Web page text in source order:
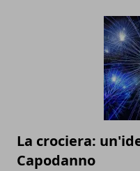
La crociera:
Capodanno